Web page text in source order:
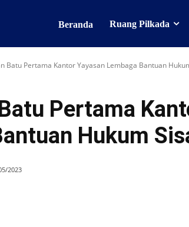
Beranda Ruang Pilkada
Batu Pertama Kantor Yayasan Lembaga Bantuan
Pertama
Hukum
2023